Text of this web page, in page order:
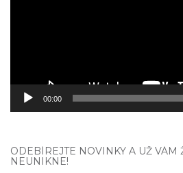
00:00
ODEBÍREJTE NOVINKY A UŽ VÁM
NEUNIKNE!